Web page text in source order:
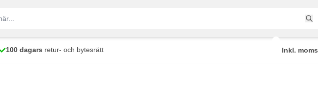
100 dagars retur- och bytesrätt Inkl. moms